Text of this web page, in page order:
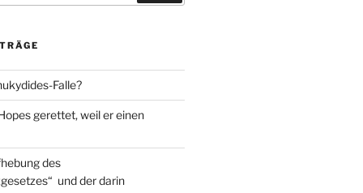
Falle?
gerettet, weil er einen
des
und der darin